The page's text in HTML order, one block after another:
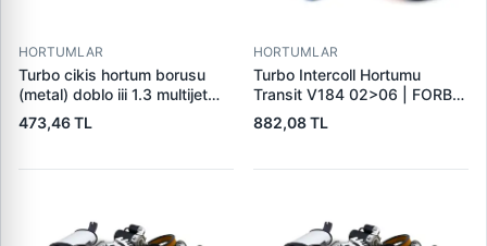
HORTUMLAR
Turbo cikis hortum borusu
(metal) doblo iii 1.3 multijet
09> 51984103 - 51812225
473,46 TL
HORTUMLAR
Turbo Intercoll Hortumu
Transit V184 02>06 | FORBO
FB71004 | OEM 2C16 6K683
AA 4494359
882,08 TL